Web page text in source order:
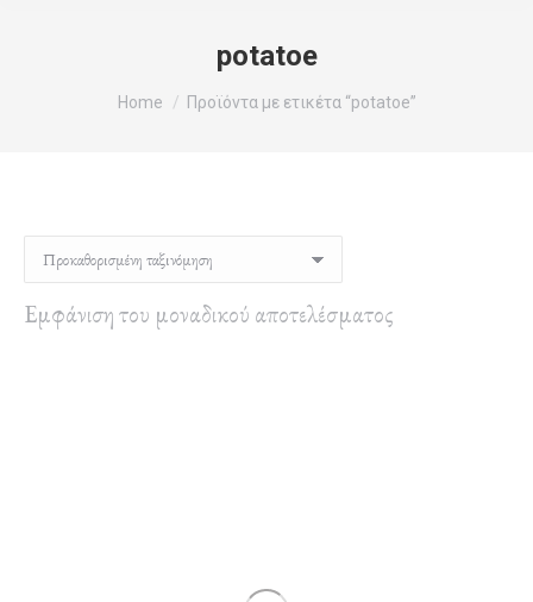
potatoe
You are here:
Home Προϊόντα με ετικέτα “potatoe”
Εμφάνιση του μοναδικού αποτελέσματος